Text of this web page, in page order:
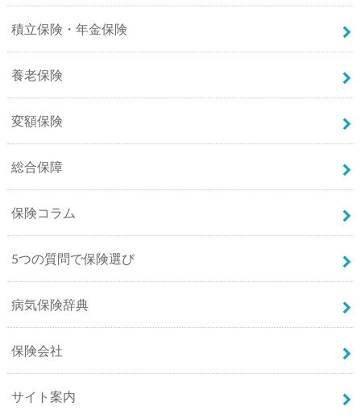
積立保険・年金保険
養老保険
変額保険
総合保障
保険コラム
5つの質問で保険選び
病気保険辞典
保険会社
サイト案内